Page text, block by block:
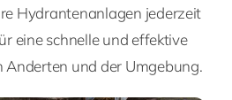
Hydrantenanlagen jederzeit
eine schnelle und effektive
und der Umgebung.